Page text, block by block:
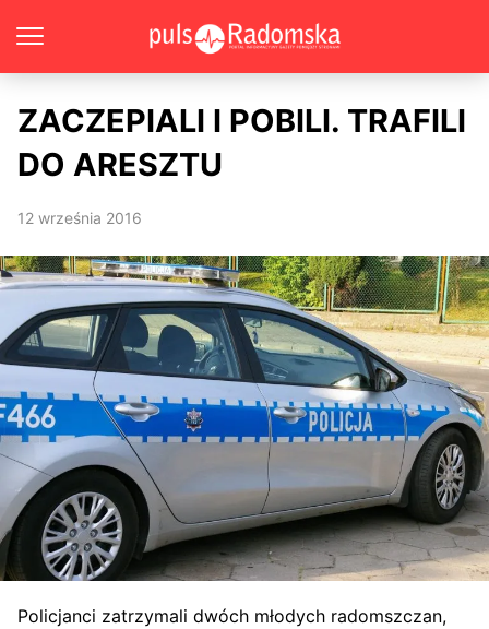
ZACZEPIALI I POBILI. TRAFILI
DO ARESZTU
12 września 2016
Policjanci zatrzymali dwóch młodych radomszczan,